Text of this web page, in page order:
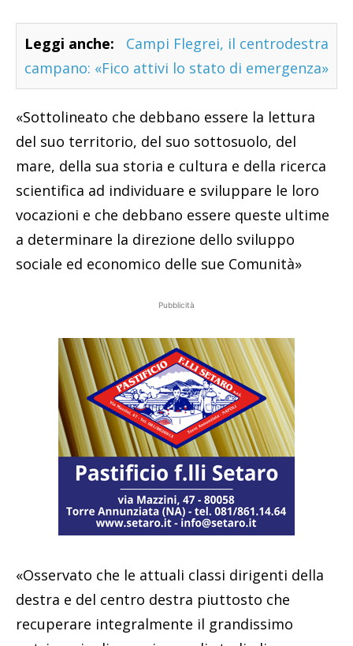
Leggi anche:
Campi Flegrei, il centrodestra
campano: «Fico attivi lo stato di emergenza»
«Sottolineato che debbano essere la lettura
del suo territorio, del suo sottosuolo, del
mare, della sua storia e cultura e della ricerca
scientifica ad individuare e sviluppare le loro
vocazioni e che debbano essere queste ultime
a determinare la direzione dello sviluppo
sociale ed economico delle sue Comunità»
Pubblicità
«Osservato che le attuali classi dirigenti della
destra e del centro destra piuttosto che
recuperare integralmente il grandissimo